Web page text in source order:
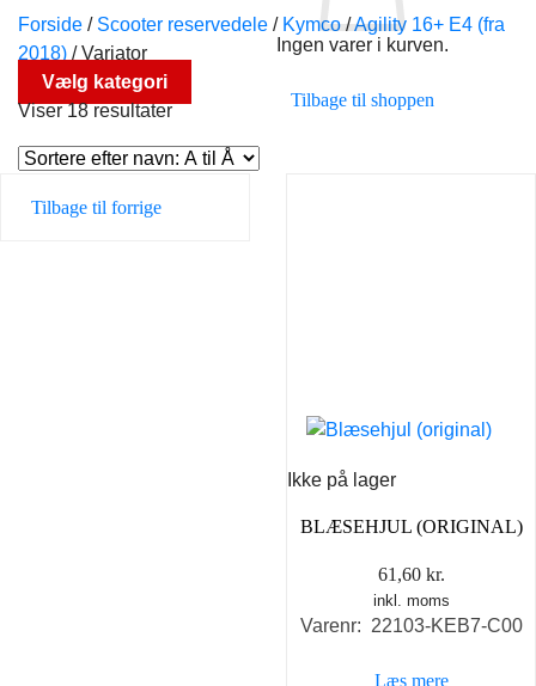
Ingen varer i kurven.
Tilbage til shoppen
Forside / Scooter reservedele / Kymco /Agility 16+ E4 (fra
2018) /Variator
Vælg kategori
Viser 18 resultater
Tilbage til forrige
Ikke på lager
BLÆSEHJUL (ORIGINAL)
61,60 kr.
inkl. moms
Varenr: 22103-KEB7-C00
Læs mere